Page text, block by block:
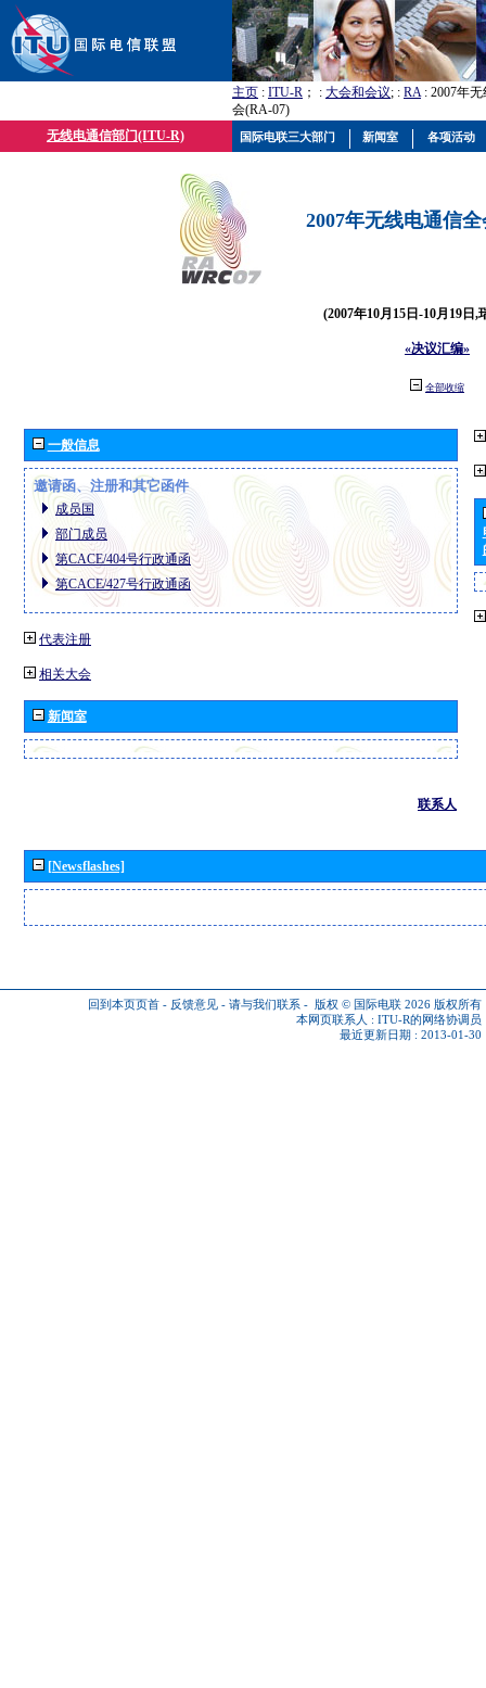
主页 : ITU-R ； : 大会和会议; : RA: 2007年
会(RA-07)
无线电通信部门(ITU-R)
2007年无线电通信
(2007年10月15日-10月19日,
«决议汇编»
全部收缩
一般信息
邀请函、注册和其它函件
成员国
部门成员
第CACE/404号行政通函
第CACE/427号行政通函
代表注册
相关大会
新闻室
联系人
[Newsflashes]
回到本页页首 - 反馈意见 - 请与我们联系 - 版权 © 国际电联 2026 版权所有
本网页联系人 : ITU-R的网络协调员
最近更新日期 : 2013-01-30
国际电联三大部门 新闻室 各项活动